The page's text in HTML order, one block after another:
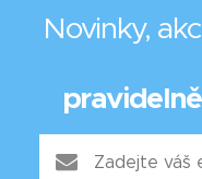
Novinky,